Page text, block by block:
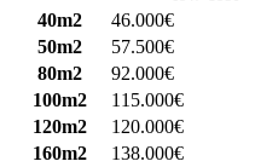
40m2
46.000€
50m2
57.500€
80m2
92.000€
100m2
115.000€
120m2
120.000€
160m2
138.000€